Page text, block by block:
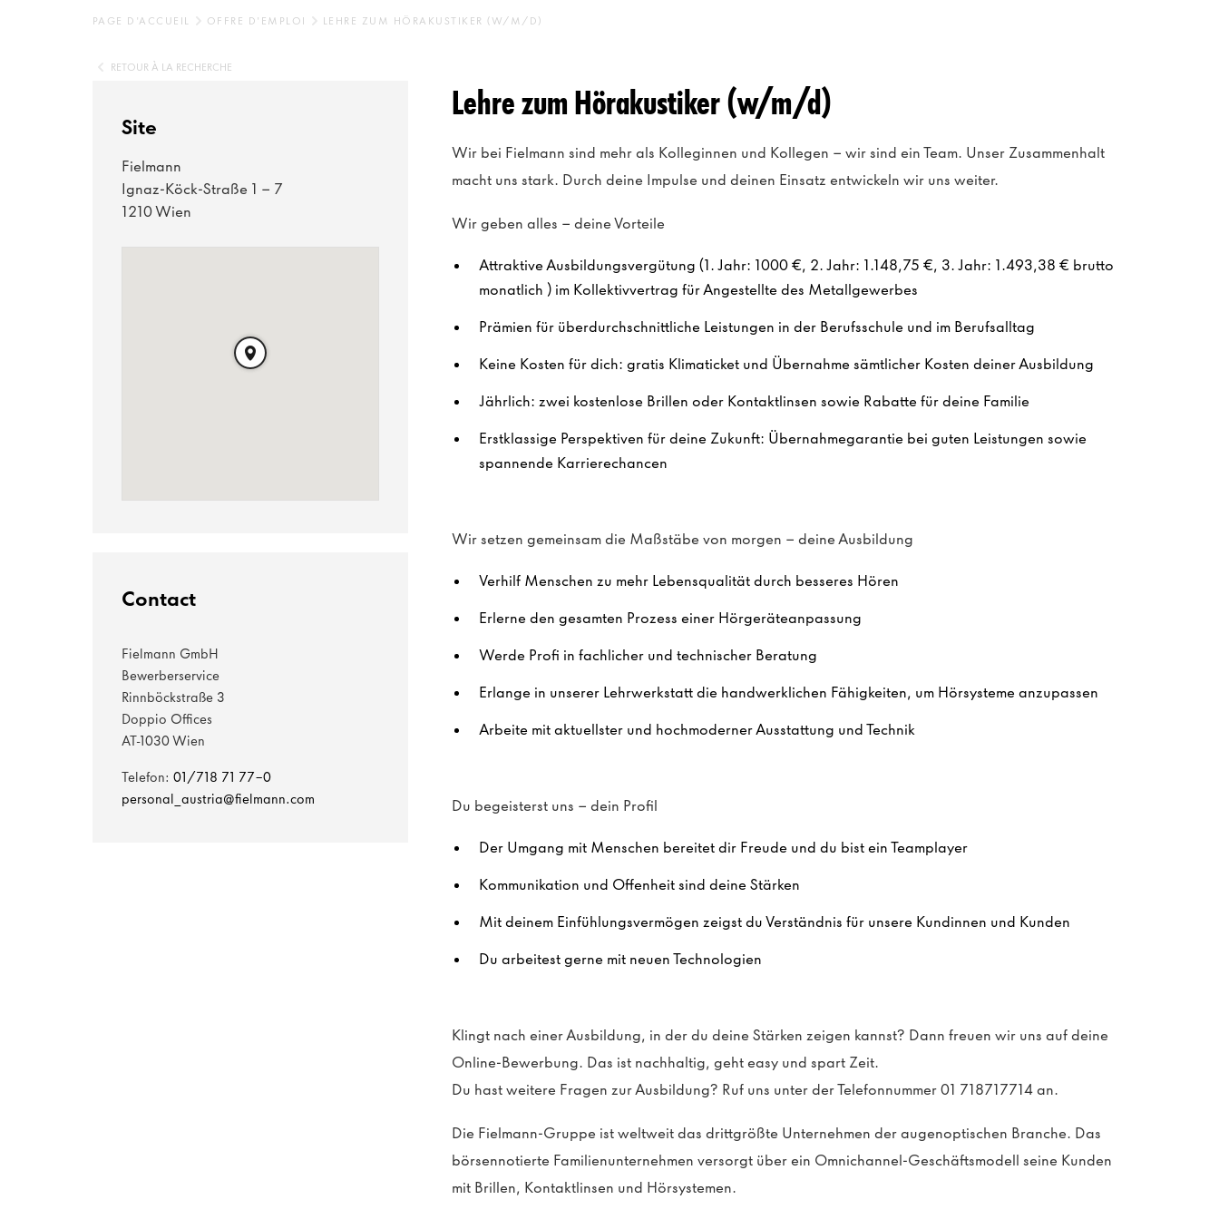
PAGE D'ACCUEIL OFFRE D'EMPLOI LEHRE ZUM HÖRAKUSTIKER (W/M/D)
RETOUR À LA RECHERCHE
Lehre zum Hörakustiker (w/m/d)
Wir bei Fielmann sind mehr als Kolleginnen und Kollegen – wir sind ein Team. Unser Zusammenhalt
macht uns stark. Durch deine Impulse und deinen Einsatz entwickeln wir uns weiter.
Wir geben alles – deine Vorteile
Attraktive Ausbildungsvergütung (1. Jahr: 1000 €, 2. Jahr: 1.148,75 €, 3. Jahr: 1.493,38 € brutto
monatlich ) im Kollektivvertrag für Angestellte des Metallgewerbes
Prämien für überdurchschnittliche Leistungen in der Berufsschule und im Berufsalltag
Keine Kosten für dich: gratis Klimaticket und Übernahme sämtlicher Kosten deiner Ausbildung
Jährlich: zwei kostenlose Brillen oder Kontaktlinsen sowie Rabatte für deine Familie
Erstklassige Perspektiven für deine Zukunft: Übernahmegarantie bei guten Leistungen sowie
spannende Karrierechancen
Wir setzen gemeinsam die Maßstäbe von morgen – deine Ausbildung
Verhilf Menschen zu mehr Lebensqualität durch besseres Hören
Erlerne den gesamten Prozess einer Hörgeräteanpassung
Werde Profi in fachlicher und technischer Beratung
Erlange in unserer Lehrwerkstatt die handwerklichen Fähigkeiten, um Hörsysteme anzupassen
Arbeite mit aktuellster und hochmoderner Ausstattung und Technik
Du begeisterst uns – dein Profil
Der Umgang mit Menschen bereitet dir Freude und du bist ein Teamplayer
Kommunikation und Offenheit sind deine Stärken
Mit deinem Einfühlungsvermögen zeigst du Verständnis für unsere Kundinnen und Kunden
Du arbeitest gerne mit neuen Technologien
Klingt nach einer Ausbildung, in der du deine Stärken zeigen kannst? Dann freuen wir uns auf deine
Online-Bewerbung. Das ist nachhaltig, geht easy und spart Zeit.
Du hast weitere Fragen zur Ausbildung? Ruf uns unter der Telefonnummer 01 718717714 an.
Die Fielmann-Gruppe ist weltweit das drittgrößte Unternehmen der augenoptischen Branche. Das
börsennotierte Familienunternehmen versorgt über ein Omnichannel-Geschäftsmodell seine Kunden
mit Brillen, Kontaktlinsen und Hörsystemen.
Site
Fielmann
Ignaz-Köck-Straße 1 - 7
1210 Wien
Contact
Fielmann GmbH
Bewerberservice
Rinnböckstraße 3
Doppio Offices
AT-1030 Wien
Telefon: 01/718 71 77-0
personal_austria@fielmann.com